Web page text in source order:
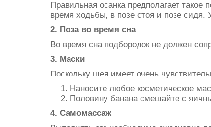
Правильная осанка предполагает
время ходьбы, в позе стоя и позе
2. Поза во время сна
Во время сна подбородок не должен
3. Маски
Поскольку шея имеет очень
Наносите любое косметическое
Половину банана смешайте с
4. Самомассаж